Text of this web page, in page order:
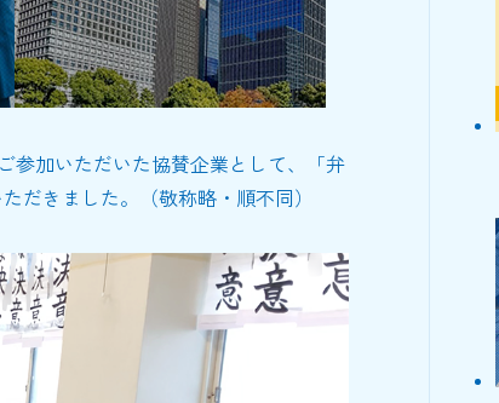
参加いただいた協賛企業として、「弁
だきました。（敬称略・順不同）